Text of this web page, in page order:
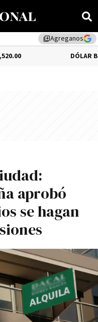
library_addAgreganos
DÓLAR BLUE-0.66%
aprobó
se hagan